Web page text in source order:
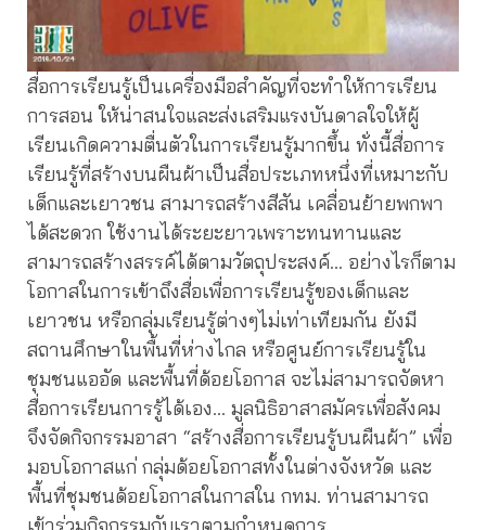
สื่อการเรียนรู้เป็นเครื่องมือสำคัญที่จะทำให้การเรียน
การสอน ให้น่าสนใจและส่งเสริมแรงบันดาลใจให้ผู้
เรียนเกิดความตื่นตัวในการเรียนรู้มากขึ้น ทั่งนี้สื่อการ
เรียนรู้ที่สร้างบนผืนผ้าเป็นสื่อประเภทหนึ่งที่เหมาะกับ
เด็กและเยาวชน สามารถสร้างสีสัน เคลื่อนย้ายพกพา
ได้สะดวก ใช้งานได้ระยะยาวเพราะทนทานและ
สามารถสร้างสรรค์ได้ตามวัตถุประสงค์… อย่างไรก็ตาม
โอกาสในการเข้าถึงสื่อเพื่อการเรียนรู้ของเด็กและ
เยาวชน หรือกลุ่มเรียนรู้ต่างๆไม่เท่าเทียมกัน ยังมี
สถานศึกษาในพื้นที่ห่างไกล หรือศูนย์การเรียนรู้ใน
ชุมชนแออัด และพื้นที่ด้อยโอกาส จะไม่สามารถจัดหา
สื่อการเรียนการรู้ได้เอง… มูลนิธิอาสาสมัครเพื่อสังคม
จึงจัดกิจกรรมอาสา “สร้างสื่อการเรียนรู้บนผืนผ้า” เพื่อ
มอบโอกาสแก่ กลุ่มด้อยโอกาสทั้งในต่างจังหวัด และ
พื้นที่ชุมชนด้อยโอกาสในกาสใน กทม. ท่านสามารถ